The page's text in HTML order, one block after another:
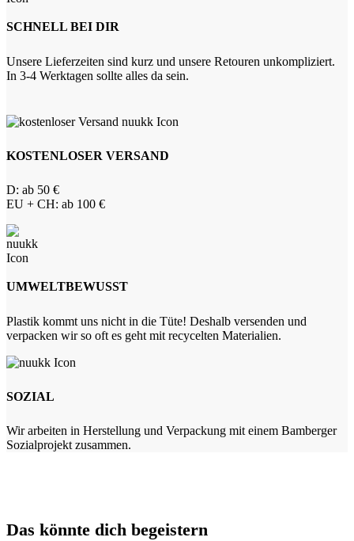
SCHNELL BEI DIR
Unsere Lieferzeiten sind kurz und unsere Retouren unkompliziert.
In 3-4 Werktagen sollte alles da sein.
KOSTENLOSER VERSAND
D: ab 50 €
EU + CH: ab 100 €
UMWELTBEWUSST
Plastik kommt uns nicht in die Tüte! Deshalb versenden und
verpacken wir so oft es geht mit recycelten Materialien.
SOZIAL
Wir arbeiten in Herstellung und Verpackung mit einem Bamberger
Sozialprojekt zusammen.
Das könnte dich begeistern